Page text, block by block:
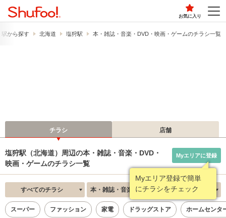
お気に入り
駅から探す 北海道 塩狩駅 本・雑誌・音楽・DVD・映画・ゲームのチラシ一覧
チラシ 店舗
塩狩駅（北海道）周辺の本・雑誌・音楽・DVD・
映画・ゲームのチラシ一覧
Myエリア登録で簡単
にチラシをチェック
Myエリアに登録
すべてのチラシ 本・雑誌・音楽・DVD・映画・ゲーム 新着順
スーパー ファッション 家電 ドラッグストア ホームセンタ